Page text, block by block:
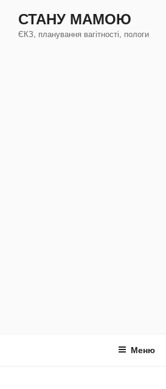
содержимому
СТАНУ МАМОЮ
ЄКЗ, планування вагітності, пологи
Меню